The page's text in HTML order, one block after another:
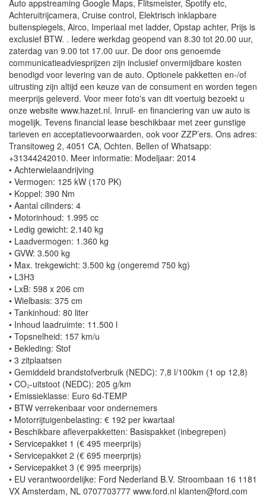
Auto appstreaming Google Maps, Flitsmeister, Spotify etc,
Achteruitrijcamera, Cruise control, Elektrisch inklapbare
buitenspiegels, Airco, Imperiaal met ladder, Opstap achter, Prijs is
exclusief BTW. . Iedere werkdag geopend van 8.30 tot 20.00 uur,
zaterdag van 9.00 tot 17.00 uur. De door ons genoemde
communicatieadviesprijzen zijn inclusief onvermijdbare kosten
benodigd voor levering van de auto. Optionele pakketten en-/of
uitrusting zijn altijd een keuze van de consument en worden tegen
meerprijs geleverd. Voor meer foto's van dit voertuig bezoekt u
onze website www.hazet.nl. Inruil- en financiering van uw auto is
mogelijk. Tevens financial lease beschikbaar met zeer gunstige
tarieven en acceptatievoorwaarden, ook voor ZZP’ers. Ons adres:
Transitoweg 2, 4051 CA, Ochten. Bellen of Whatsapp:
+31344242010. Meer informatie: Modeljaar: 2014
• Achterwielaandrijving
• Vermogen: 125 kW (170 PK)
• Koppel: 390 Nm
• Aantal cilinders: 4
• Motorinhoud: 1.995 cc
• Ledig gewicht: 2.140 kg
• Laadvermogen: 1.360 kg
• GVW: 3.500 kg
• Max. trekgewicht: 3.500 kg (ongeremd 750 kg)
• L3H3
• LxB: 598 x 206 cm
• Wielbasis: 375 cm
• Tankinhoud: 80 liter
• Inhoud laadruimte: 11.500 l
• Topsnelheid: 157 km/u
• Bekleding: Stof
• 3 zitplaatsen
• Gemiddeld brandstofverbruik (NEDC): 7,8 l/100km (1 op 12,8)
• CO₂-uitstoot (NEDC): 205 g/km
• Emissieklasse: Euro 6d-TEMP
• BTW verrekenbaar voor ondernemers
• Motorrijtuigenbelasting: € 192 per kwartaal
• Beschikbare afleverpakketten: Basispakket (inbegrepen)
• Servicepakket 1 (€ 495 meerprijs)
• Servicepakket 2 (€ 695 meerprijs)
• Servicepakket 3 (€ 995 meerprijs)
• EU verantwoordelijke: Ford Nederland B.V. Stroombaan 16 1181
VX Amsterdam, NL 0707703777 www.ford.nl klanten@ford.com